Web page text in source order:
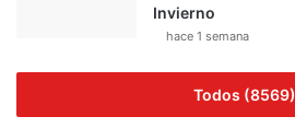
Invierno
hace 1 semana
Todos (8569)